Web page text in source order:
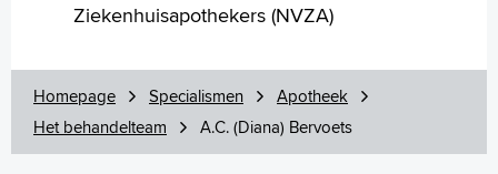
Ziekenhuisapothekers (NVZA)
Homepage Specialismen
Apotheek
Het behandelteam
A.C. (Diana) Bervoets